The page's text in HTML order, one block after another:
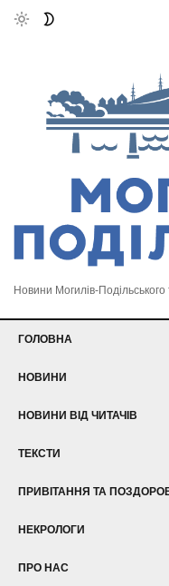
Новини Могилів-
ГОЛОВНА
НОВИНИ
НОВИНИ ВІД ЧИТАЧІВ
ТЕКСТИ
ПРИВІТАННЯ ТА
НЕКРОЛОГИ
ПРО НАС